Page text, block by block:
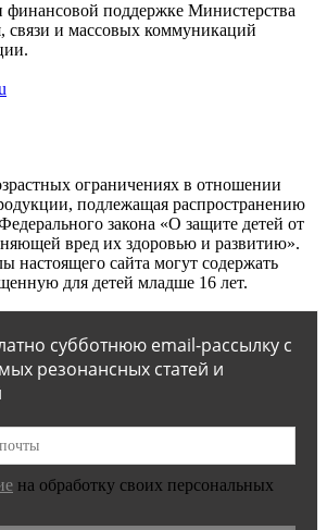
поддержке Министерства
связи и массовых коммуникаций
ограничениях в отношении
подлежащая распространению
закона «О защите детей от
вред их здоровью и развитию».
настоящего сайта могут содержать
для детей младше 16 лет.
субботнюю email-рассылку с
резонансных статей и
на обработку своих персональных